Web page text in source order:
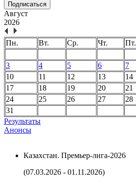
Подписаться
Август
2026
Пн. Вт. Ср. Чт. Пт.
3
4 5 6 7
10
11 12 13 14
17
18 19 20 21
24
25 26 27 28
31
Результаты
Анонсы
Казахстан. Премьер-лига-2026
(07.03.2026 - 01.11.2026)